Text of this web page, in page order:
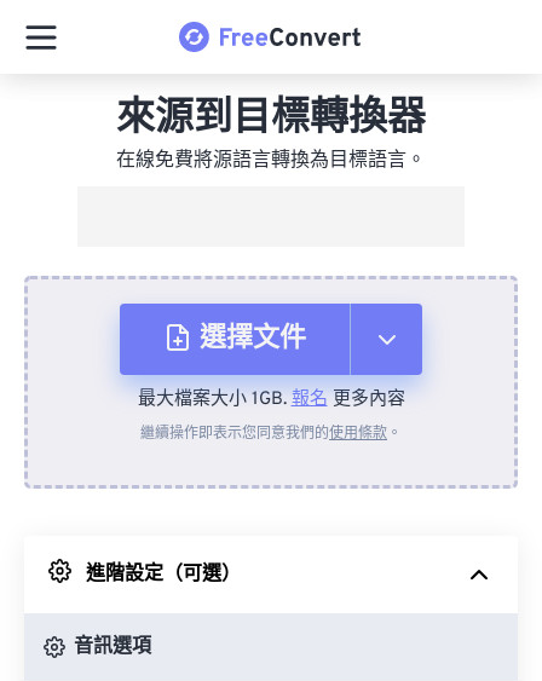
來源到目標轉換器
在線免費將源語言轉換為目標語言。
選擇文件
來自裝置
來自 Google 雲端硬碟
最大檔案大小 1GB.報名更多內容
繼續操作即表示您同意我們的使用條款 。
進階設定（可選）
音訊選項